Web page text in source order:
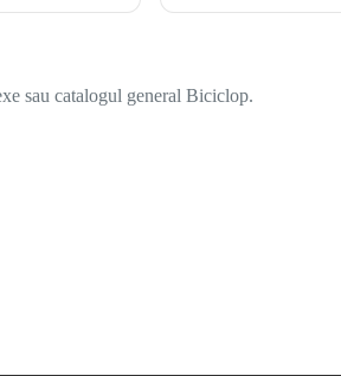
sau catalogul general Biciclop.